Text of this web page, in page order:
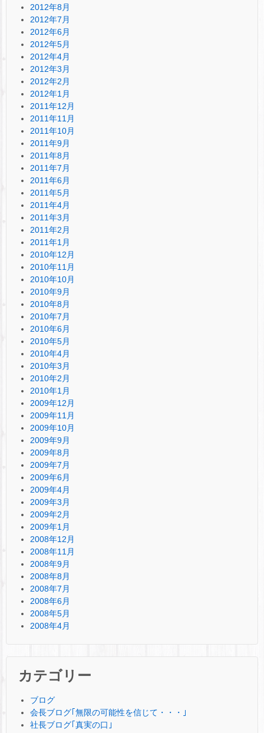
2012年8月
2012年7月
2012年6月
2012年5月
2012年4月
2012年3月
2012年2月
2012年1月
2011年12月
2011年11月
2011年10月
2011年9月
2011年8月
2011年7月
2011年6月
2011年5月
2011年4月
2011年3月
2011年2月
2011年1月
2010年12月
2010年11月
2010年10月
2010年9月
2010年8月
2010年7月
2010年6月
2010年5月
2010年4月
2010年3月
2010年2月
2010年1月
2009年12月
2009年11月
2009年10月
2009年9月
2009年8月
2009年7月
2009年6月
2009年4月
2009年3月
2009年2月
2009年1月
2008年12月
2008年11月
2008年9月
2008年8月
2008年7月
2008年6月
2008年5月
2008年4月
カテゴリー
ブログ
会長ブログ｢無限の可能性を信じて・・・｣
社長ブログ｢真実の口｣